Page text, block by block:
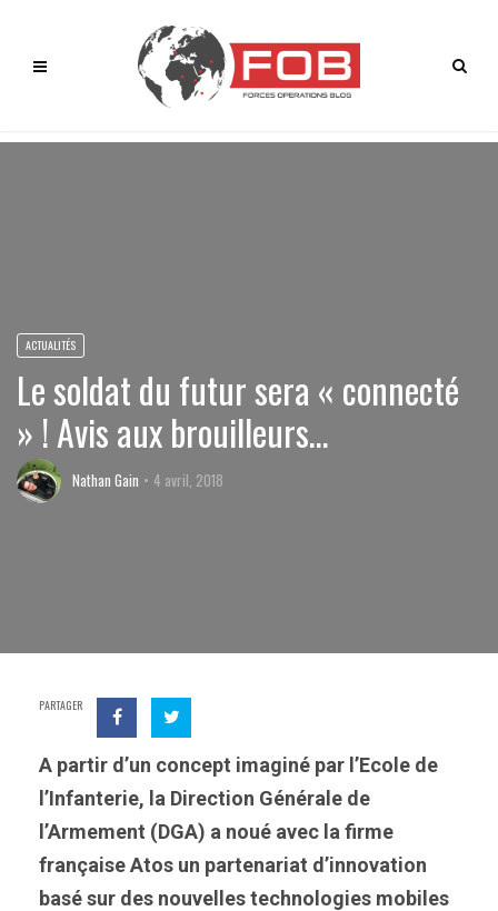
ACTUALITÉS
Le soldat du futur sera « connecté
» ! Avis aux brouilleurs…
Nathan Gain 4 avril, 2018
PARTAGER
A partir d’un concept imaginé par l’Ecole de
l’Infanterie, la Direction Générale de
l’Armement (DGA) a noué avec la firme
française Atos un partenariat d’innovation
basé sur des nouvelles technologies mobiles